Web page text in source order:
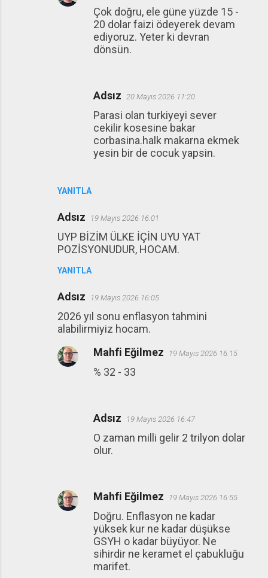
YANITLA
Çok doğru, ele güne yüzde 15 -
20 dolar faizi ödeyerek devam
ediyoruz. Yeter ki devran
dönsün.
Adsız 20 Mayıs 2026 11:20
Parasi olan turkiyeyi sever
cekilir kosesine bakar
corbasina.halk makarna ekmek
yesin bir de cocuk yapsin.
Adsız 19 Mayıs 2026 16:01
UYP BİZİM ÜLKE İÇİN UYU YAT
POZİSYONUDUR, HOCAM.
YANITLA
Adsız 19 Mayıs 2026 16:05
2026 yıl sonu enflasyon tahmini
alabilirmiyiz hocam.
Mahfi Eğilmez
19 Mayıs 2026 16:15
% 32 - 33
Adsız 19 Mayıs 2026 16:47
O zaman milli gelir 2 trilyon dolar
olur.
Mahfi Eğilmez 19 Mayıs 2026 16:55
Doğru. Enflasyon ne kadar
yüksek kur ne kadar düşükse
GSYH o kadar büyüyor. Ne
sihirdir ne keramet el çabukluğu
marifet.